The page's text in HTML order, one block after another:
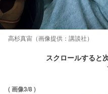
高杉真宙（画像提供：講談社）
スクロールすると
( 画像3/8 )